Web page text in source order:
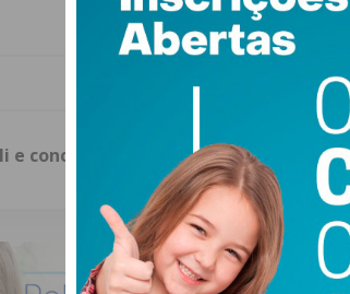
atualizada.
e concordo com os termos e condições